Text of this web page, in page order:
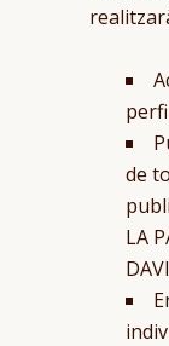
de
LA